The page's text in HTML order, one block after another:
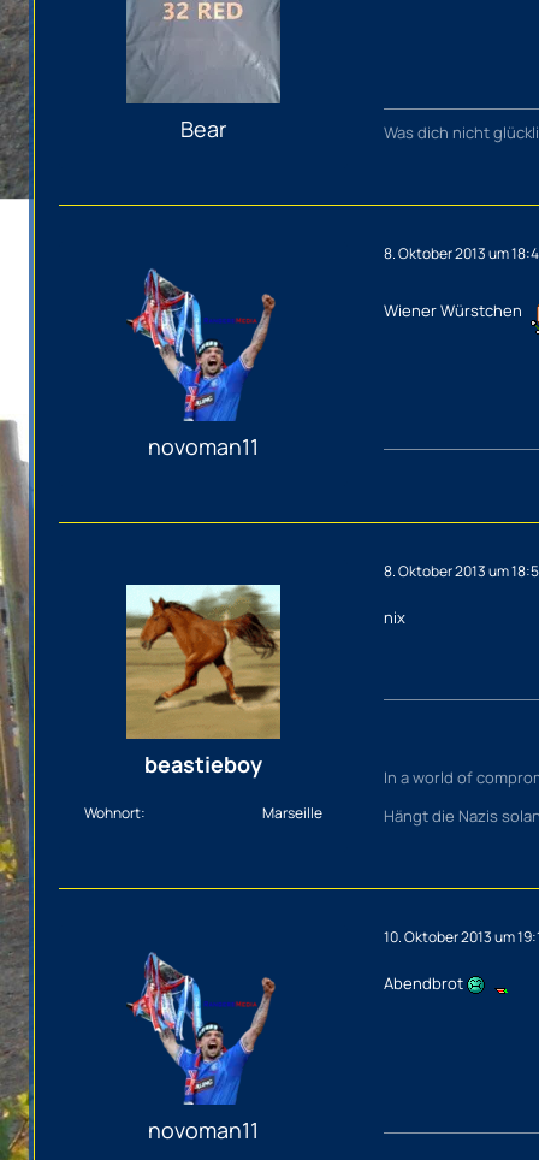
Bear Was dich nicht
novoman11
8. Oktober 2013 um
Wiener Würstchen
beastieboy
Wohnort Marseille
8. Oktober 2013 um
nix
In a world of
Hängt die Nazis
novoman11
10. Oktober 2013 um
Abendbrot